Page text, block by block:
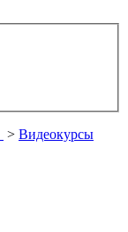
> Видеокурсы